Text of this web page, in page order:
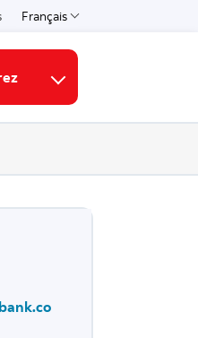
Français
Select a language
Liens connexes